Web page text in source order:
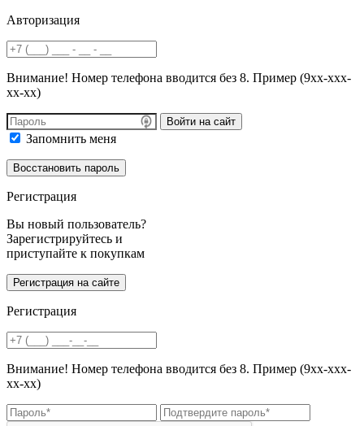
Авторизация
Внимание! Номер телефона вводится без 8. Пример (9хх-ххх-
хх-хх)
Войти на сайт
Запомнить меня
Регистрация
Вы новый пользователь?
Зарегистрируйтесь и
приступайте к покупкам
Регистрация
Внимание! Номер телефона вводится без 8. Пример (9хх-ххх-
хх-хх)